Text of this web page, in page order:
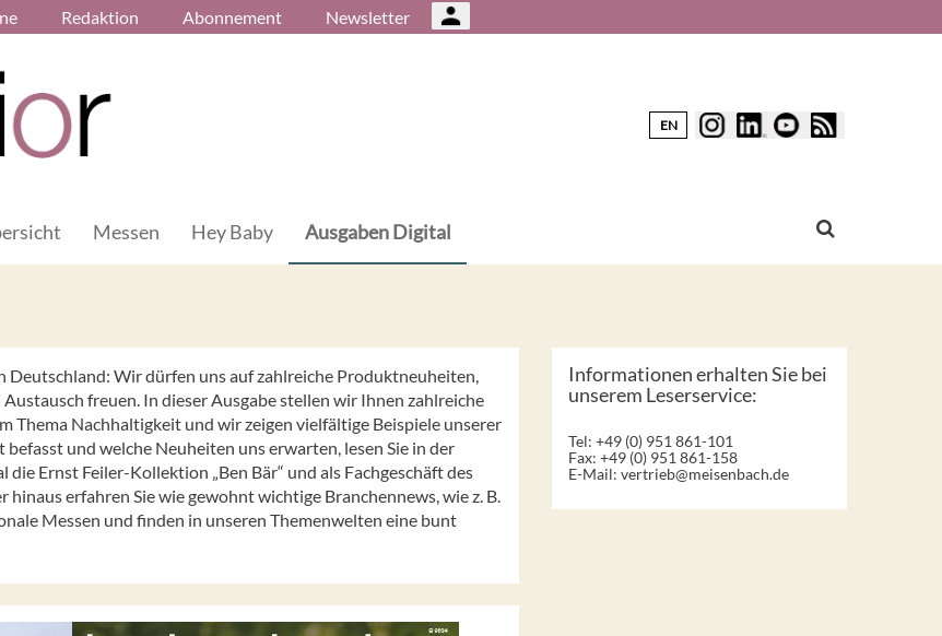
Redaktion Abonnement Newsletter
EN
Messen Hey Baby Ausgaben Digital
Deutschland: Wir dürfen uns auf zahlreiche Produktneuheiten,
freuen. In dieser Ausgabe stellen wir Ihnen zahlreiche
Thema Nachhaltigkeit und wir zeigen vielfältige Beispiele unserer
und welche Neuheiten uns erwarten, lesen Sie in der
Ernst Feiler-Kollektion „Ben Bär“ und als Fachgeschäft des
erfahren Sie wie gewohnt wichtige Branchennews, wie z. B.
Messen und finden in unseren Themenwelten eine bunt
Informationen erhalten Sie bei
unserem Leserservice:
Tel: +49 (0) 951 861-101
Fax: +49 (0) 951 861-158
E-Mail: vertrieb@meisenbach.de